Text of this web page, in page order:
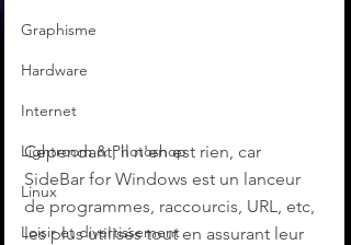
Graphisme
Hardware
Internet
Lightroom & Photoshop
Linux
Loisir et divertissement
Cependant, il n'en est rien, car
SideBar for Windows est un lanceur
de programmes, raccourcis, URL, etc,
les plus utilisés tout en assurant leur